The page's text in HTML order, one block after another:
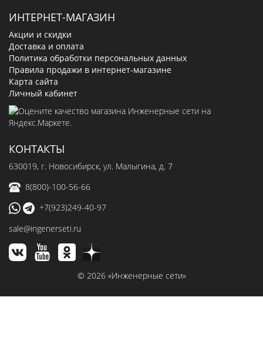
ИНТЕРНЕТ-МАГАЗИН
Акции и скидки
Доставка и оплата
Политика обработки персональных данных
Правила продажи в интернет-магазине
Карта сайта
Личный кабинет
КОНТАКТЫ
630019, г. Новосибирск, ул. Малыгина, д. 7
8(800)-100-56-66
+7(923)249-40-97
sale@ingenerseti.ru
© 2026 «Инженерные сети»